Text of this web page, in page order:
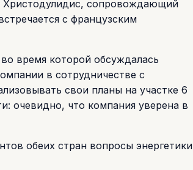
Христодулидис, сопровождающий
с французским
время которой обсуждалась
в сотрудничестве с
свои планы на участке 6
очевидно, что компания уверена в
обеих стран вопросы энергетики